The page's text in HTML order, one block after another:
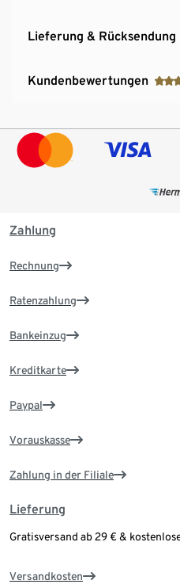
Lieferung & Rücksendung
Kundenbewertungen
Zahlung
Rechnung
Ratenzahlung
Bankeinzug
Kreditkarte
Paypal
Vorauskasse
Zahlung in der Filiale
Lieferung
Gratisversand ab 29 € &
Versandkosten